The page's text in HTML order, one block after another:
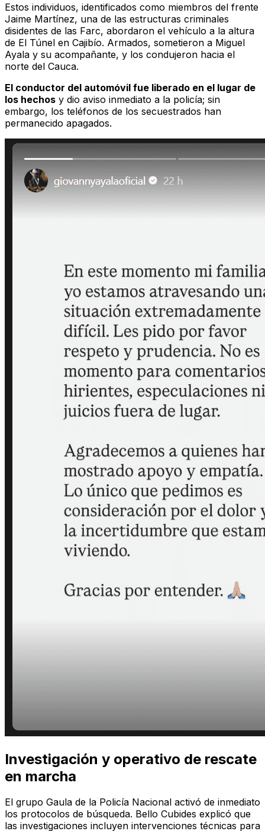
Estos individuos, identificados como miembros del frente
Jaime Martínez, una de las estructuras criminales
disidentes de las Farc, abordaron el vehículo a la altura
de El Túnel en Cajibío. Armados, sometieron a Miguel
Ayala y su acompañante, y los condujeron hacia el
norte del Cauca.
El conductor del automóvil fue liberado en el lugar de
los hechos y dio aviso inmediato a la policía; sin
embargo, los teléfonos de los secuestrados han
permanecido apagados.
Investigación y operativo de rescate
en marcha
El grupo Gaula de la Policía Nacional activó de inmediato
los protocolos de búsqueda. Bello Cubides explicó que
las investigaciones incluyen intervenciones técnicas para